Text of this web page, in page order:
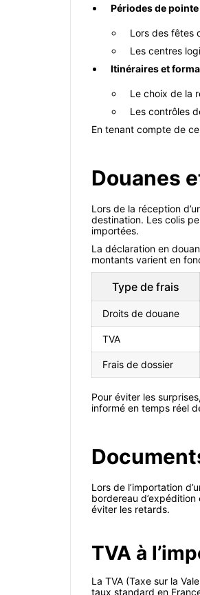
Périodes de pointe
Lors des fêtes
Les centres
Itinéraires et
Le choix de la
Les contrôles
En tenant compte de
Douanes
Lors de la réception
destination. Les colis
importées.
La déclaration en
montants varient en
Type de frais
Droits de douane
TVA
Frais de dossier
Pour éviter les
informé en temps réel
Lors de l’importation
bordereau
éviter les retards.
TVA à
La TVA (Taxe sur la
taux standard en